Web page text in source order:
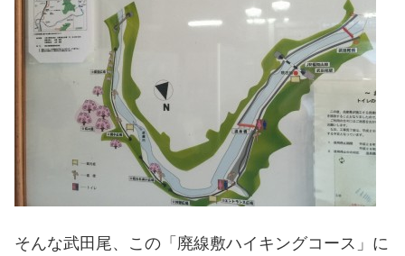
そんな武田尾、この「廃線敷ハイキングコース」に